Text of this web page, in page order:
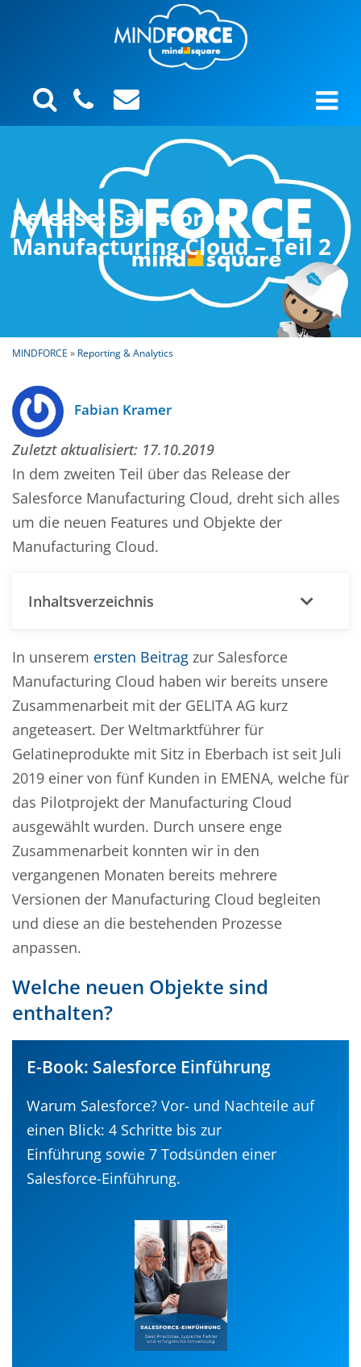
Release: Salesforce
Manufacturing Cloud – Teil 2
MINDFORCE » Reporting & Analytics
Fabian Kramer
Zuletzt aktualisiert: 17.10.2019
In dem zweiten Teil über das Release der
Salesforce Manufacturing Cloud, dreht sich alles
um die neuen Features und Objekte der
Manufacturing Cloud.
Inhaltsverzeichnis
In unserem ersten Beitrag zur Salesforce
Manufacturing Cloud haben wir bereits unsere
Zusammenarbeit mit der GELITA AG kurz
angeteasert. Der Weltmarktführer für
Gelatineprodukte mit Sitz in Eberbach ist seit Juli
2019 einer von fünf Kunden in EMENA, welche für
das Pilotprojekt der Manufacturing Cloud
ausgewählt wurden. Durch unsere enge
Zusammenarbeit konnten wir in den
vergangenen Monaten bereits mehrere
Versionen der Manufacturing Cloud begleiten
und diese an die bestehenden Prozesse
anpassen.
Welche neuen Objekte sind
enthalten?
E-Book: Salesforce Einführung
Warum Salesforce? Vor- und Nachteile auf
einen Blick: 4 Schritte bis zur
Einführung sowie 7 Todsünden einer
Salesforce-Einführung.